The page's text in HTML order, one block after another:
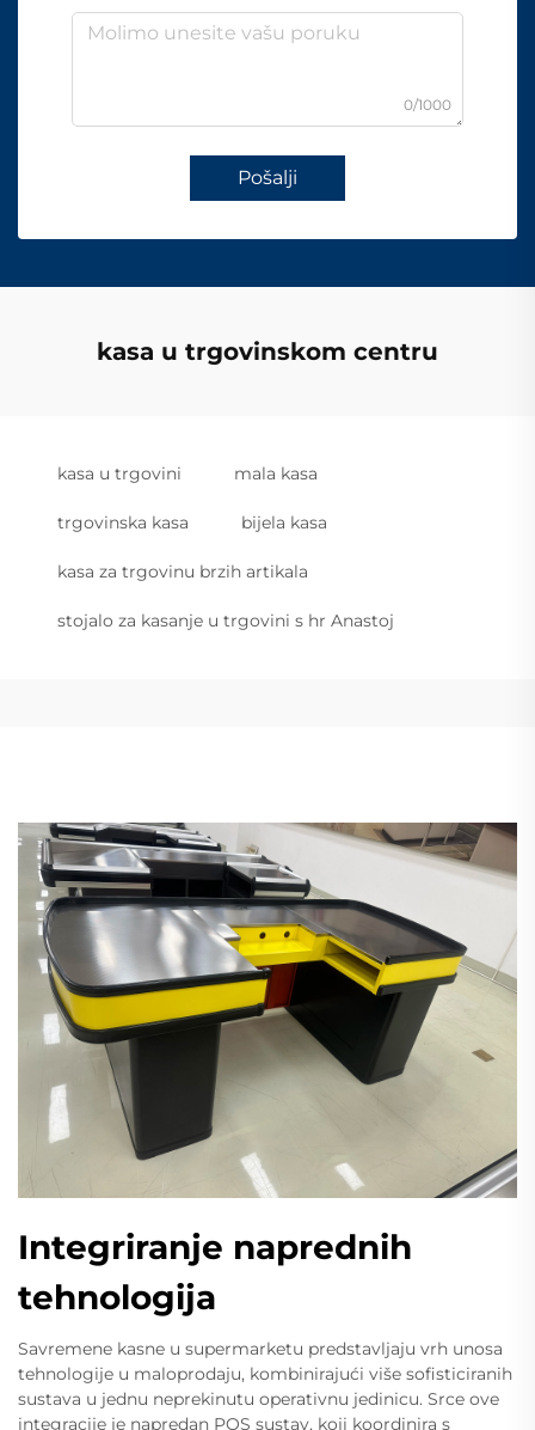
0/1000
Pošalji
kasa u trgovinskom centru
kasa u trgovini mala kasa
trgovinska kasa bijela kasa
kasa za trgovinu brzih artikala
stojalo za kasanje u trgovini s hr Anastoj
Integriranje naprednih
tehnologija
Savremene kasne u supermarketu predstavljaju vrh unosa
tehnologije u maloprodaju, kombinirajući više sofisticiranih
sustava u jednu neprekinutu operativnu jedinicu. Srce ove
integracije je napredan POS sustav, koji koordinira s